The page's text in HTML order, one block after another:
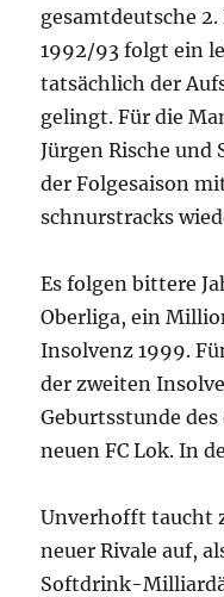
gesamtdeutsche
1992/93 folgt ein
tatsächlich der
gelingt. Fürdie
Jürgen Rische
der Folgesaison
schnurstracks
Es folgen bittere
Oberliga, ein
Insolvenz 1999.
der zweiten
Geburtsstunde
neuen FC Lok. In
Unverhofft taucht
neuer Rivale auf,
Softdrink-